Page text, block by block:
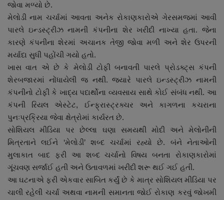
સ્પોર્ટ્સ
રાશિફળ
ગુનાખોરી
બોલિવૂડ
સ્વાસ્થ્ય
જોવા મળ્યો છે.
મેલોડી નામ ચર્ચામાં આવતા અનેક રોકાણકારોએ ગેરસમજમાં આવી
પારલે ઇન્ડસ્ટ્રીઝ નામની કંપનીના શેર ખરીદી નાખ્યા હતા. જેના
કારણે કંપનીના શેરમાં અચાનક તેજી જોવા મળી અને શેર ઉપરની
મર્યાદા સુધી પહોંચી ગયો હતો.
ખાસ વાત એ છે કે મેલોડી ટોફી બનાવતી પારલે પ્રોડક્ટ્સ કંપની
શેરબજારમાં નોંધાયેલી જ નથી. જ્યારે પારલે ઇન્ડસ્ટ્રીઝ નામની
કંપનીનો ટોફી કે ખાદ્ય પદાર્થોના વ્યવસાય સાથે કોઈ સંબંધ નથી. આ
કંપની રિયલ એસ્ટેટ, ઈન્ફ્રાસ્ટ્રક્ચર અને કાગળના કચરાના
પુનઃપ્રક્રિયા જેવા ક્ષેત્રોમાં કાર્યરત છે.
સોશિયલ મીડિયા પર છેલ્લા ઘણા સમયથી મોદી અને મેલોનીની
મિત્રતાને લઈને ‘મેલોડી’ શબ્દ ચર્ચામાં રહ્યો છે. બંને નેતાઓની
મુલાકાત બાદ ફરી આ શબ્દ ચર્ચાનો વિષય બનતા રોકાણકારોમાં
ગૂંચવણ સર્જાઈ હતી અને ઉતાવળમાં ખરીદી શરૂ થઈ ગઈ હતી.
આ ઘટનાએ ફરી એકવાર સાબિત કર્યું છે કે માત્ર સોશિયલ મીડિયા પર
ચાલી રહેલી ચર્ચા અથવા નામની સમાનતા જોઈ રોકાણ કરવું જોખમી